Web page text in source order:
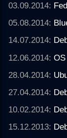
03.09.2014:
05.08.2014:
14.07.2014:
12.06.2014:
28.04.2014:
27.04.2014:
10.02.2014:
15.12.2013: